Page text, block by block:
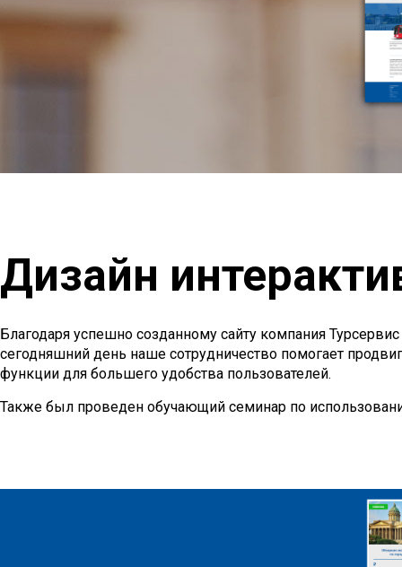
Дизайн
Благодаря успешно созданному сайту компания
сегодняшний день наше сотрудничество помогает
функции для большего удобства пользователей.
Также был проведен обучающий семинар по